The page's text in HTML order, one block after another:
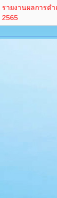
รายงานผลการด
2565